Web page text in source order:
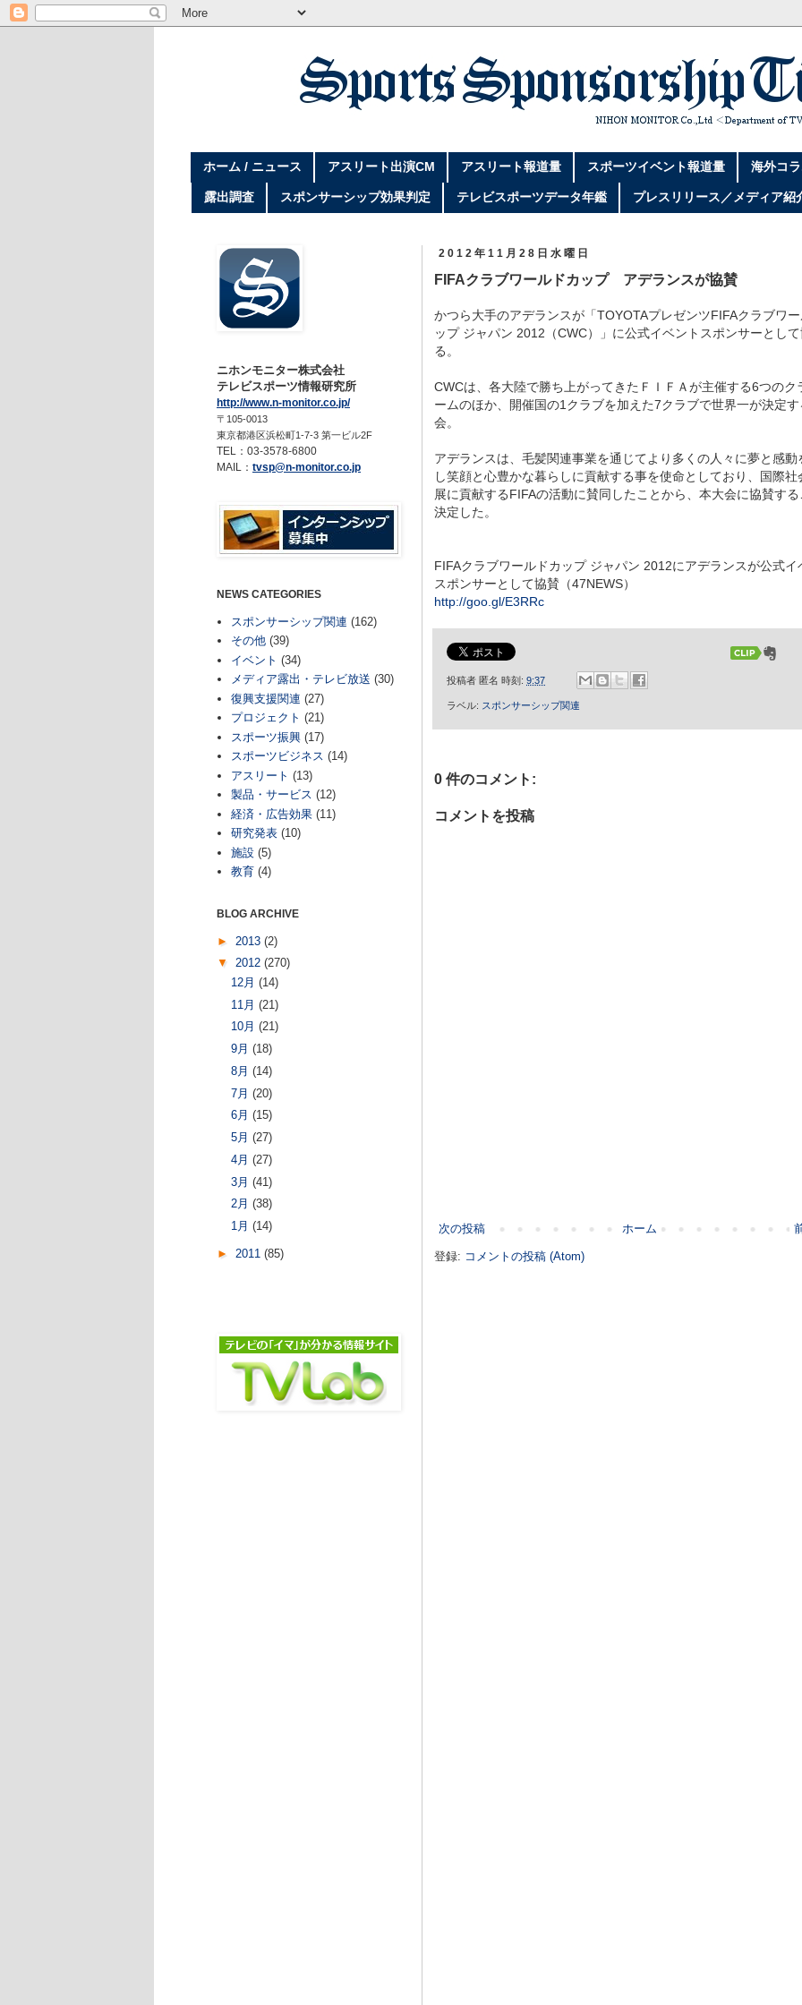
ホーム / ニュース アスリート出演CM アスリート報道量 スポーツイベント報道量 海外コ
露出調査 スポンサーシップ効果判定 テレビスポーツデータ年鑑 プレスリリース／メディア紹
2012年11月28日水曜日
FIFAクラブワールドカップ アデランスが協賛
かつら大手のアデランスが「TOYOTAプレゼンツFIFAクラブワ
ップ ジャパン 2012（CWC）」に公式イベントスポンサーとし
る。
CWCは、各大陸で勝ち上がってきたＦＩＦＡが主催する6つのク
ームのほか、開催国の1クラブを加えた7クラブで世界一が決定す
会。
アデランスは、毛髪関連事業を通じてより多くの人々に夢と感動
し笑顔と心豊かな暮らしに貢献する事を使命としており、国際社
展に貢献するFIFAの活動に賛同したことから、本大会に協賛す
決定した。
FIFAクラブワールドカップ ジャパン 2012にアデランスが公式イ
スポンサーとして協賛（47NEWS）
http://goo.gl/E3RRc
投稿者 匿名 時刻: 9:37
ラベル: スポンサーシップ関連
0 件のコメント:
コメントを投稿
次の投稿 ホーム
登録: コメントの投稿 (Atom)
ニホンモニター株式会社
テレビスポーツ情報研究所
http://www.n-monitor.co.jp/
〒105-0013
東京都港区浜松町1-7-3 第一ビル2F
TEL：03-3578-6800
MAIL： tvsp@n-monitor.co.jp
NEWS CATEGORIES
スポンサーシップ関連 (162)
その他 (39)
イベント (34)
メディア露出・テレビ放送 (30)
復興支援関連 (27)
プロジェクト (21)
スポーツ振興 (17)
スポーツビジネス (14)
アスリート (13)
製品・サービス (12)
経済・広告効果 (11)
研究発表 (10)
施設 (5)
教育 (4)
BLOG ARCHIVE
► 2013 (2)
▼ 2012 (270)
12月 (14)
11月 (21)
10月 (21)
9月 (18)
8月 (14)
7月 (20)
6月 (15)
5月 (27)
4月 (27)
3月 (41)
2月 (38)
1月 (14)
► 2011 (85)